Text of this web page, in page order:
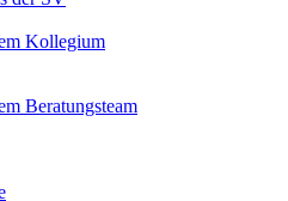
Kollegium
Beratungsteam